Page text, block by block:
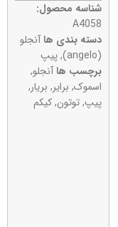
شناسه محصول:
A4058
دسته بندی ها آنجلو
(angelo)
,پیپ
برچسب ها آنجلو,
اسموک, برایر, بریار,
پیپ,توتون,کیکم